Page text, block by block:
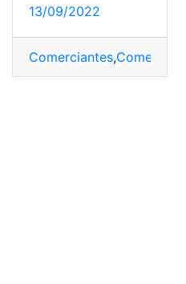
13/09/2022
Comerciantes,Comercio